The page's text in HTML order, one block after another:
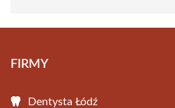
FIRMY
Dentysta Łódź